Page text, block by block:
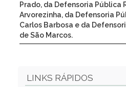
Prado, da Defensoria Pública
Arvorezinha, da Defensoria
Carlos Barbosa e da
de São Marcos.
LINKS RÁPIDOS